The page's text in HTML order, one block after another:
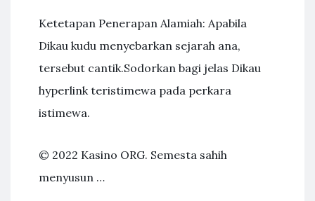
Ketetapan Penerapan Alamiah: Apabila
Dikau kudu menyebarkan sejarah ana,
tersebut cantik.Sodorkan bagi jelas Dikau
hyperlink teristimewa pada perkara
istimewa.
© 2022 Kasino ORG. Semesta sahih
menyusun …